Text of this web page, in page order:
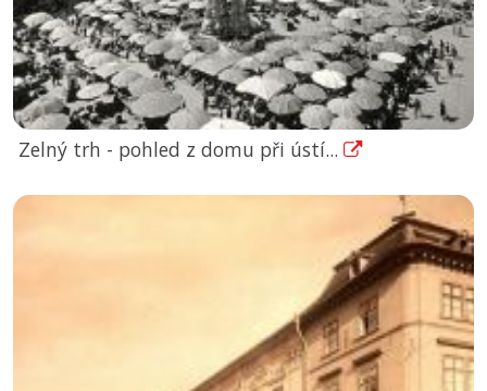
Zelný trh - pohled z domu při ústí...